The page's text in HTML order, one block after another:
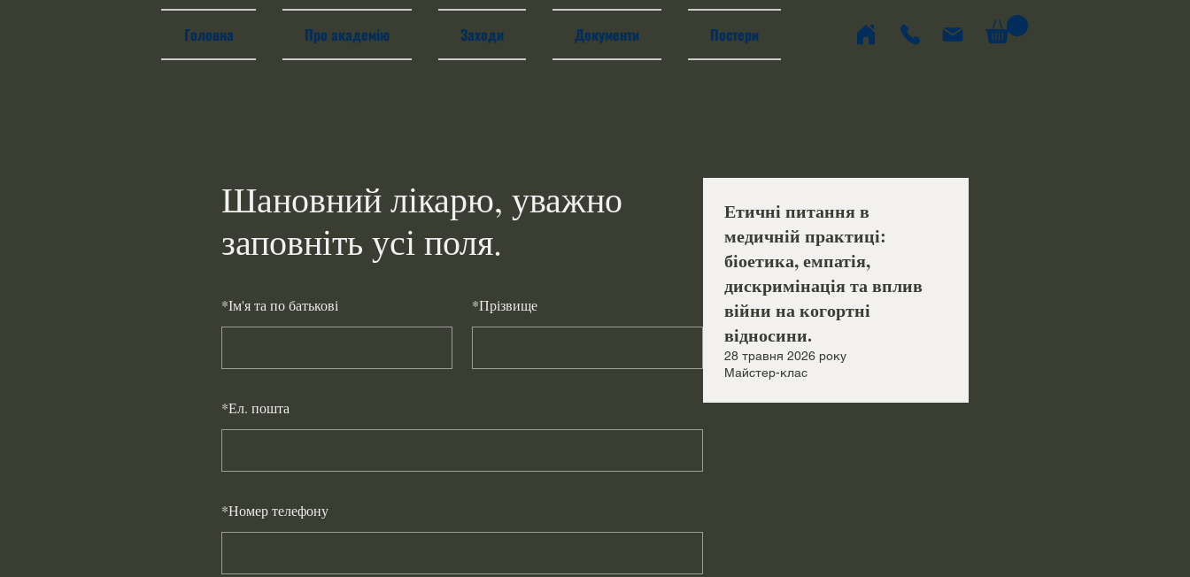
Головна Про академію Заходи Документи Постери
Шановний лікарю, уважно
заповніть усі поля.
*Ім'я та по батькові *Прізвище
*Ел. пошта
*Номер телефону
Етичні питання в
медичній практиці:
біоетика, емпатія,
дискримінація та вплив
війни на когортні
відносини.
28 травня 2026 року
Майстер-клас